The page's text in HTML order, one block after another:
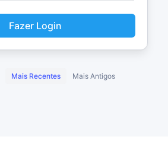
Fazer Login
Mais Recentes Mais Antigos